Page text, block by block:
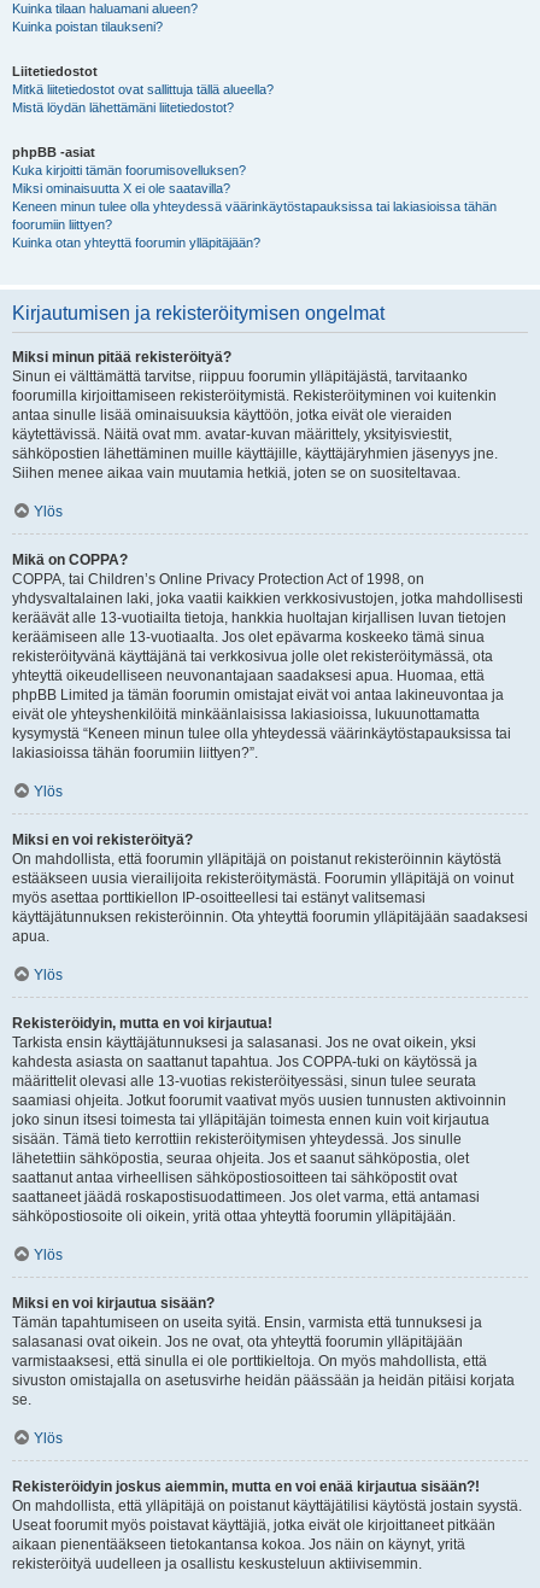
Kuinka tilaan haluamani alueen?
Kuinka poistan tilaukseni?
Liitetiedostot
Mitkä liitetiedostot ovat sallittuja tällä alueella?
Mistä löydän lähettämäni liitetiedostot?
phpBB -asiat
Kuka kirjoitti tämän foorumisovelluksen?
Miksi ominaisuutta X ei ole saatavilla?
Keneen minun tulee olla yhteydessä väärinkäytöstapauksissa tai lakiasioissa tähän
foorumiin liittyen?
Kuinka otan yhteyttä foorumin ylläpitäjään?
Kirjautumisen ja rekisteröitymisen ongelmat
Miksi minun pitää rekisteröityä?
Sinun ei välttämättä tarvitse, riippuu foorumin ylläpitäjästä, tarvitaanko
foorumilla kirjoittamiseen rekisteröitymistä. Rekisteröityminen voi kuitenkin
antaa sinulle lisää ominaisuuksia käyttöön, jotka eivät ole vieraiden
käytettävissä. Näitä ovat mm. avatar-kuvan määrittely, yksityisviestit,
sähköpostien lähettäminen muille käyttäjille, käyttäjäryhmien jäsenyys jne.
Siihen menee aikaa vain muutamia hetkiä, joten se on suositeltavaa.
Ylös
Mikä on COPPA?
COPPA, tai Children’s Online Privacy Protection Act of 1998, on
yhdysvaltalainen laki, joka vaatii kaikkien verkkosivustojen, jotka mahdollisesti
keräävät alle 13-vuotiailta tietoja, hankkia huoltajan kirjallisen luvan tietojen
keräämiseen alle 13-vuotiaalta. Jos olet epävarma koskeeko tämä sinua
rekisteröityvänä käyttäjänä tai verkkosivua jolle olet rekisteröitymässä, ota
yhteyttä oikeudelliseen neuvonantajaan saadaksesi apua. Huomaa, että
phpBB Limited ja tämän foorumin omistajat eivät voi antaa lakineuvontaa ja
eivät ole yhteyshenkilöitä minkäänlaisissa lakiasioissa, lukuunottamatta
kysymystä “Keneen minun tulee olla yhteydessä väärinkäytöstapauksissa tai
lakiasioissa tähän foorumiin liittyen?”.
Ylös
Miksi en voi rekisteröityä?
On mahdollista, että foorumin ylläpitäjä on poistanut rekisteröinnin käytöstä
estääkseen uusia vierailijoita rekisteröitymästä. Foorumin ylläpitäjä on voinut
myös asettaa porttikiellon IP-osoitteellesi tai estänyt valitsemasi
käyttäjätunnuksen rekisteröinnin. Ota yhteyttä foorumin ylläpitäjään saadaksesi
apua.
Ylös
Rekisteröidyin, mutta en voi kirjautua!
Tarkista ensin käyttäjätunnuksesi ja salasanasi. Jos ne ovat oikein, yksi
kahdesta asiasta on saattanut tapahtua. Jos COPPA-tuki on käytössä ja
määrittelit olevasi alle 13-vuotias rekisteröityessäsi, sinun tulee seurata
saamiasi ohjeita. Jotkut foorumit vaativat myös uusien tunnusten aktivoinnin
joko sinun itsesi toimesta tai ylläpitäjän toimesta ennen kuin voit kirjautua
sisään. Tämä tieto kerrottiin rekisteröitymisen yhteydessä. Jos sinulle
lähetettiin sähköpostia, seuraa ohjeita. Jos et saanut sähköpostia, olet
saattanut antaa virheellisen sähköpostiosoitteen tai sähköpostit ovat
saattaneet jäädä roskapostisuodattimeen. Jos olet varma, että antamasi
sähköpostiosoite oli oikein, yritä ottaa yhteyttä foorumin ylläpitäjään.
Ylös
Miksi en voi kirjautua sisään?
Tämän tapahtumiseen on useita syitä. Ensin, varmista että tunnuksesi ja
salasanasi ovat oikein. Jos ne ovat, ota yhteyttä foorumin ylläpitäjään
varmistaaksesi, että sinulla ei ole porttikieltoja. On myös mahdollista, että
sivuston omistajalla on asetusvirhe heidän päässään ja heidän pitäisi korjata
se.
Ylös
Rekisteröidyin joskus aiemmin, mutta en voi enää kirjautua sisään?!
On mahdollista, että ylläpitäjä on poistanut käyttäjätilisi käytöstä jostain syystä.
Useat foorumit myös poistavat käyttäjiä, jotka eivät ole kirjoittaneet pitkään
aikaan pienentääkseen tietokantansa kokoa. Jos näin on käynyt, yritä
rekisteröityä uudelleen ja osallistu keskusteluun aktiivisemmin.